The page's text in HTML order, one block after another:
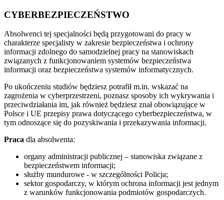
CYBERBEZPIECZEŃSTWO
Absolwenci tej specjalności będą przygotowani do pracy w
charakterze specjalisty w zakresie bezpieczeństwa i ochrony
informacji zdolnego do samodzielnej pracy na stanowiskach
związanych z funkcjonowaniem systemów bezpieczeństwa
informacji oraz bezpieczeństwa systemów informatycznych.
Po ukończeniu studiów będziesz potrafił m.in. wskazać na
zagrożenia w cyberprzestrzeni, poznasz sposoby ich wykrywania i
przeciwdziałania im, jak również będziesz znał obowiązujące w
Polsce i UE przepisy prawa dotyczącego cyberbezpieczeństwa, w
tym odnoszące się do pozyskiwania i przekazywania informacji.
Praca dla absolwenta:
organy administracji publicznej – stanowiska związane z
bezpieczeństwem informacji;
służby mundurowe - w szczególności Policja;
sektor gospodarczy, w którym ochrona informacji jest jednym
z warunków funkcjonowania podmiotów gospodarczych.